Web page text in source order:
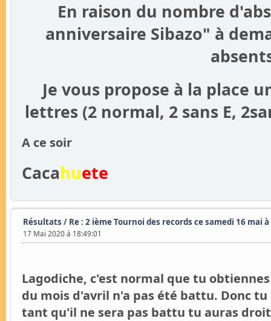
En raison du nombre
anniversaire Sibazo" à
Je vous propose à la place
lettres (2 normal, 2 sans E,
A ce soir
Cacahuete
Résultats / Re : 2 ième Tournoi des records ce samedi 16 mai
17 Mai 2020 à 18:49:01
Lagodiche, c'est normal que tu
du mois d'avril n'a pas été battu. Donc
tant qu'il ne sera pas battu tu auras